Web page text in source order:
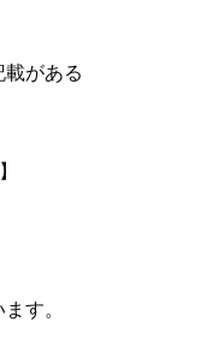
がある
す。